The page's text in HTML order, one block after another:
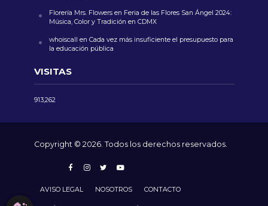
Florería Mrs. Flowersen Feria de las Flores San Ángel 2024:
Música, Color y Tradición en CDMX
whoiscall en Cada vez más insuficiente el presupuesto para
la educación pública
VISITAS
913,262
Copyright © 2026. Todos los derechos reservados.
AVISO LEGAL NOSOTROS CONTACTO